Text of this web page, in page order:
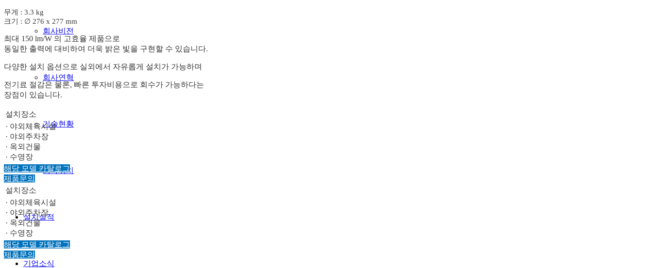
회사비전
회사연혁
기술현황
회사위치
설치실적
기업소식
무게 : 3.3 kg
크기 : ∅ 276 x 277 mm
최대 150 lm/W 의 고효율 제품으로
동일한 출력에 대비하여 더욱 밝은 빛을 구현할 수 있습니다.
다양한 설치 옵션으로 실외에서 자유롭게 설치가 가능하며
전기료 절감은 물론, 빠른 투자비용으로 회수가 가능하다는
장점이 있습니다.
설치장소
· 야외체육시설
· 야외주차장
· 옥외건물
· 수영장
해당 모델 카탈로그
제품문의
설치장소
· 야외체육시설
· 야외주차장
· 옥외건물
· 수영장
해당 모델 카탈로그
제품문의